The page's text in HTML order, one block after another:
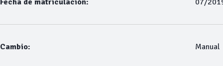
Fecha de matriculación: 07/
Cambio: Manual